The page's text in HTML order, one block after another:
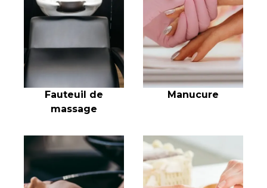
Fauteuil de
massage
Manucure